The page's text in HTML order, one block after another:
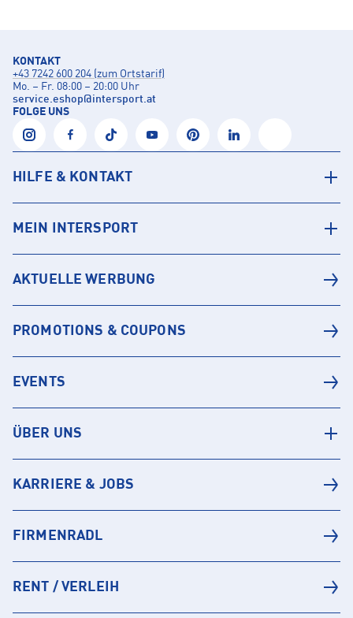
KONTAKT
+43 7242 600 204 (zum Ortstarif)
Mo. – Fr. 08:00 – 20:00 Uhr
service.eshop@intersport.at
FOLGE UNS
HILFE & KONTAKT
MEIN INTERSPORT
AKTUELLE WERBUNG
PROMOTIONS & COUPONS
EVENTS
ÜBER UNS
KARRIERE & JOBS
FIRMENRADL
RENT / VERLEIH